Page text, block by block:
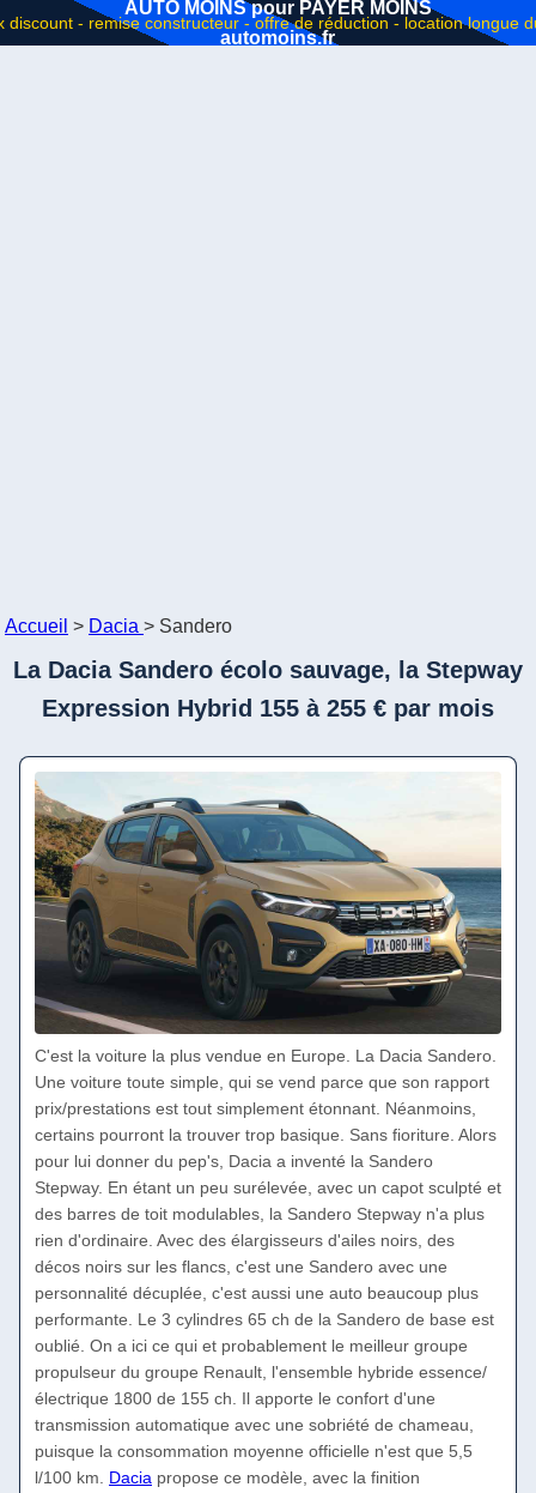
AUTO MOINS pour PAYER MOINS
automoins.fr
Accueil > Dacia > Sandero
La Dacia Sandero écolo sauvage, la Stepway
Expression Hybrid 155 à 255 € par mois
C'est la voiture la plus vendue en Europe. La Dacia Sandero.
Une voiture toute simple, qui se vend parce que son rapport
prix/prestations est tout simplement étonnant. Néanmoins,
certains pourront la trouver trop basique. Sans fioriture. Alors
pour lui donner du pep's, Dacia a inventé la Sandero
Stepway. En étant un peu surélevée, avec un capot sculpté et
des barres de toit modulables, la Sandero Stepway n'a plus
rien d'ordinaire. Avec des élargisseurs d'ailes noirs, des
décos noirs sur les flancs, c'est une Sandero avec une
personnalité décuplée, c'est aussi une auto beaucoup plus
performante. Le 3 cylindres 65 ch de la Sandero de base est
oublié. On a ici ce qui et probablement le meilleur groupe
propulseur du groupe Renault, l'ensemble hybride essence/
électrique 1800 de 155 ch. Il apporte le confort d'une
transmission automatique avec une sobriété de chameau,
puisque la consommation moyenne officielle n'est que 5,5
l/100 km. Dacia propose ce modèle, avec la finition